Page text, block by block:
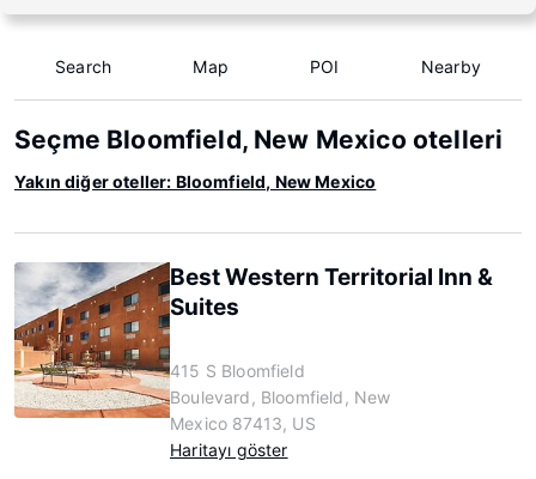
Search Map POI Nearby
Seçme Bloomfield, New Mexico otelleri
Yakın diğer oteller: Bloomfield, New Mexico
Best Western Territorial Inn &
Suites
415 S Bloomfield
Boulevard, Bloomfield, New
Mexico 87413, US
Haritayı göster